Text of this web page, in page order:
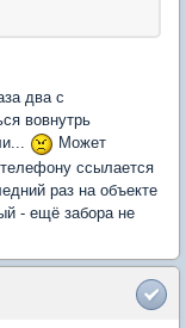
два с
вовнутрь
Может
ссылается
раз на объекте
- ещё забора не